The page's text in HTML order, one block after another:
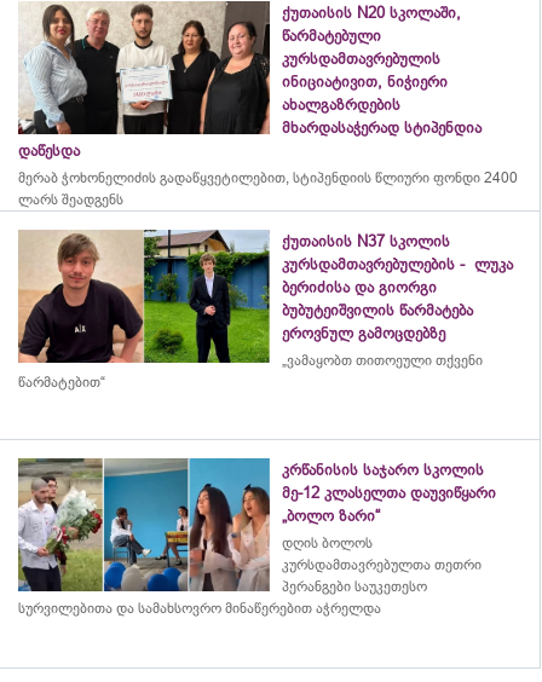
ქუთაისის N20 სკოლაში,
წარმატებული
კურსდამთავრებულის
ინიციატივით, ნიჭიერი
ახალგაზრდების
მხარდასაჭერად სტიპენდია
დაწესდა
მერაბ ჭოხონელიძის გადაწყვეტილებით, სტიპენდიის წლიური ფონდი 2400
ლარს შეადგენს
ქუთაისის N37 სკოლის
კურსდამთავრებულების - ლუკა
ბერიძისა და გიორგი
ბუბუტეიშვილის წარმატება
ეროვნულ გამოცდებზე
„ვამაყობთ თითოეული თქვენი
წარმატებით“
კრწანისის საჯარო სკოლის
მე-12 კლასელთა დაუვიწყარი
„ბოლო ზარი“
დღის ბოლოს
კურსდამთავრებულთა თეთრი
პერანგები საუკეთესო
სურვილებითა და სამახსოვრო მინაწერებით აჭრელდა